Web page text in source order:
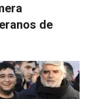
de